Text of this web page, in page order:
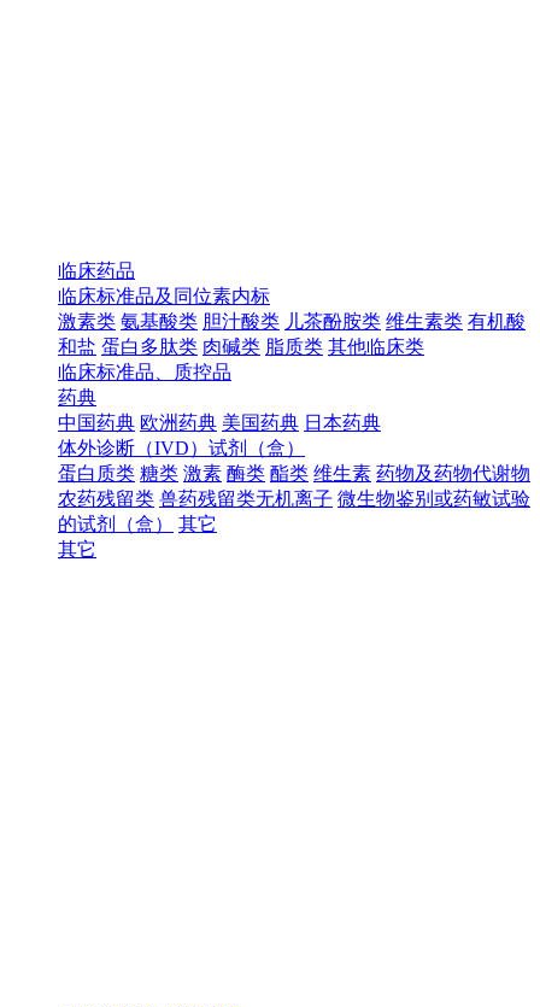
临床药品
临床标准品及同位素内标
激素类 氨基酸类 胆汁酸类 儿茶酚胺类 维生素类 有机酸
和盐 蛋白多肽类 肉碱类 脂质类 其他临床类
临床标准品、质控品
药典
中国药典 欧洲药典 美国药典 日本药典
体外诊断（IVD）试剂（盒）
蛋白质类 糖类 激素 酶类 酯类 维生素 药物及药物代谢物
农药残留类 兽药残留类无机离子 微生物鉴别或药敏试验
的试剂（盒）
其它
其它